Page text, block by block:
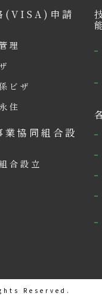
(VISA)申請
理
ビザ
住
業協同組合設
合設立
Reserved.